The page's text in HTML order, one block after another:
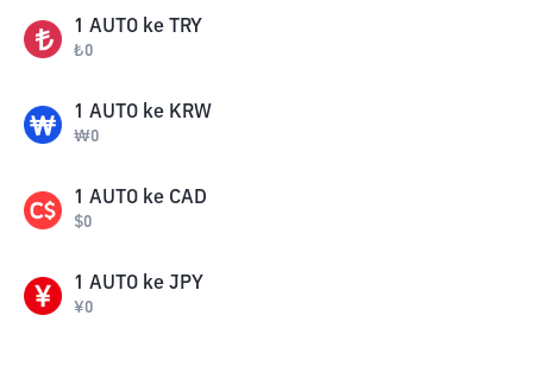
1 AUTO ke TRY
₺0
1 AUTO ke KRW
₩0
1 AUTO ke CAD
$0
1 AUTO ke JPY
¥0